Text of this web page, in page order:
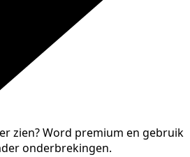
zien?Word premium en gebruik
onderbrekingen.